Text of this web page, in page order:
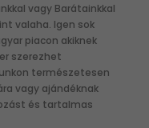
vagy Barátainkkal
valaha. Igen sok
piacon akiknek
szerezhet
természetesen
vagy ajándéknak
és tartalmas